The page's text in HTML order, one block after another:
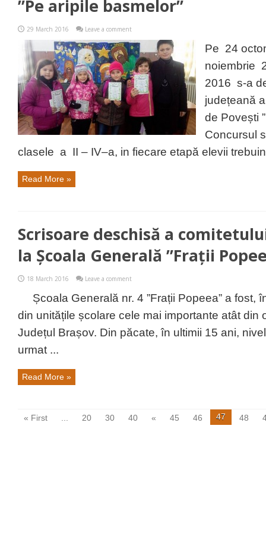
”Pe aripile basmelor”
29 March 2016 Leave a comment
Pe 24
noiembrie
2016 s-a
județeană
de Povești
Concursul
clasele a II – IV–a, in fiecare etapă elevii
Read More »
Scrisoare deschisă a
la Școala Generală ”Frații
18 March 2016 Leave a comment
Școala Generală nr. 4 ”Frații Popeea” a fost,
din unitățile școlare cele mai importante atât din
Județul Brașov. Din păcate, în ultimii 15 ani,
urmat ...
Read More »
« First 20 30 40 « 45 46 47 48